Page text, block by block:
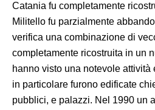
Catania fu completamente
Militello fu parzialmente
verifica una combinazione di
completamente ricostruita in un
hanno visto una notevole attività
in particolare furono edificate
pubblici, e palazzi. Nel 1990 un